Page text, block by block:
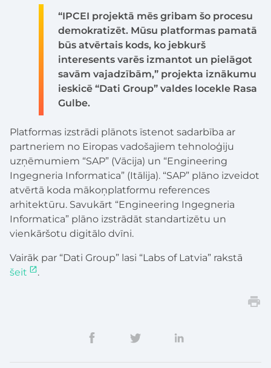
“IPCEI projektā mēs gribam šo procesu
demokratizēt. Mūsu platformas pamatā
būs atvērtais kods, ko jebkurš
interesents varēs izmantot un pielāgot
savām vajadzībām,” projekta iznākumu
ieskicē “Dati Group” valdes locekle Rasa
Gulbe.
Platformas izstrādi plānots īstenot sadarbība ar
partneriem no Eiropas vadošajiem tehnoloģiju
uzņēmumiem “SAP” (Vācija) un “Engineering
Ingegneria Informatica” (Itālija). “SAP” plāno izveidot
atvērtā koda mākoņplatformu references
arhitektūru. Savukārt “Engineering Ingegneria
Informatica” plāno izstrādāt standartizētu un
vienkāršotu digitālo dvīni.
Vairāk par “Dati Group” lasi “Labs of Latvia” rakstā
šeit
.